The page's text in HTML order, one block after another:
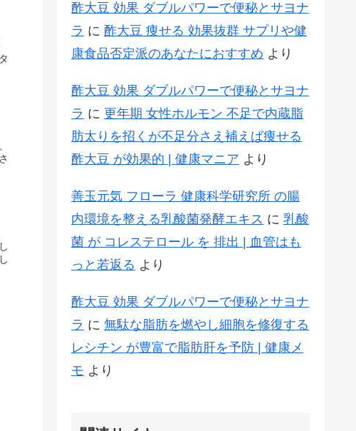
酢大豆 効果 ダブルパワーで便秘とサヨナ
ラ に 酢大豆 痩せる 効果抜群 サプリや健
康食品否定派のあなたにおすすめ より
酢大豆 効果 ダブルパワーで便秘とサヨナ
ラ に 更年期 女性ホルモン 不足で内蔵脂
肪太りを招くが不足分さえ補えば痩せる
酢大豆 が効果的 | 健康マニア より
善玉元気 フローラ 健康科学研究所 の腸
内環境を整える乳酸菌発酵エキス に 乳酸
菌 が コレステロール を 排出 | 血管はも
っと若返る より
酢大豆 効果 ダブルパワーで便秘とサヨナ
ラ に 無駄な脂肪を燃やし細胞を修復する
レシチン が豊富で脂肪肝を予防 | 健康メ
モ より